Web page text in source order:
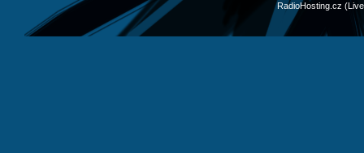
RadioHosting.cz